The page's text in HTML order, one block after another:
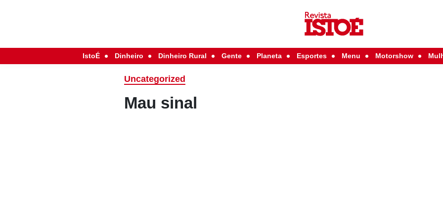
IstoÉ Dinheiro Dinheiro Rural Gente Planeta Esportes Menu Motorshow
Uncategorized
Mau sinal